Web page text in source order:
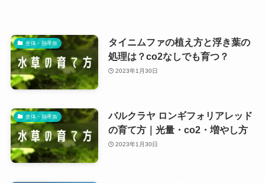
生体・熱帯魚
タイニムファの植え方と浮き葉の
処理は？co2なしでも育つ？
2023年1月30日
生体・熱帯魚
バルクラヤ ロンギフォリアレッド
の育て方｜光量・co2・増やし方
2023年1月30日